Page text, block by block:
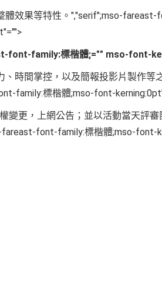
體效果等特性。","serif";mso-fareast-
font-family:標楷體;="" mso-font-
時間掌控，以及簡報投影片製作等
family:標楷體;mso-font-
變更，上網公告；並以活動當天評
fareast-font-family:標楷體;mso-font-